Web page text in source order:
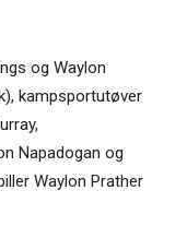
og Waylon
kampsportutøver
Napadogan og
Waylon Prather